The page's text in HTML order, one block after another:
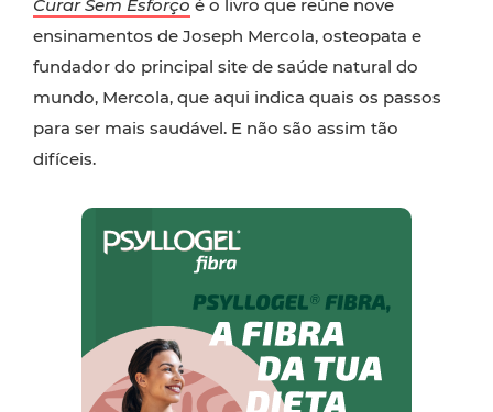
Curar Sem Esforço é o livro que reúne nove
ensinamentos de Joseph Mercola, osteopata e
fundador do principal site de saúde natural do
mundo, Mercola, que aqui indica quais os passos
para ser mais saudável. E não são assim tão
difíceis.